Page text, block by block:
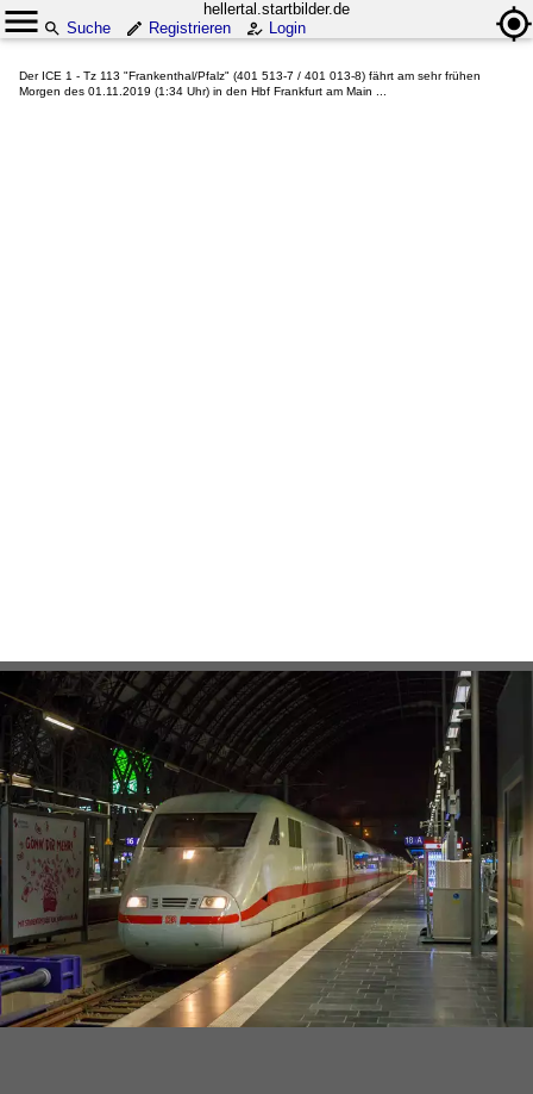
hellertal.startbilder.de
Suche
Registrieren Login
Der ICE 1 - Tz 113 "Frankenthal/Pfalz" (401 513-7 / 401 013-8) fährt am sehr frühen
Morgen des 01.11.2019 (1:34 Uhr) in den Hbf Frankfurt am Main ...